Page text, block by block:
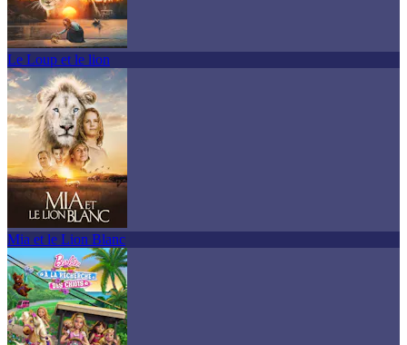
Le Loup et le lion
Mia et le Lion Blanc